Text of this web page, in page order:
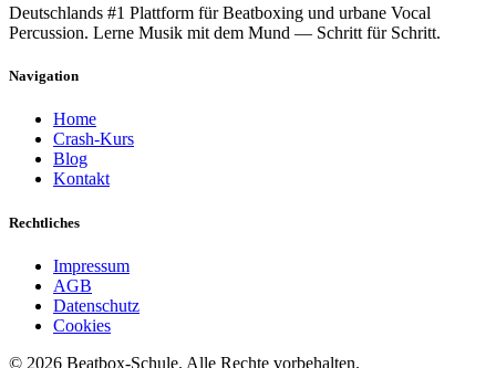
Deutschlands #1 Plattform für Beatboxing und urbane Vocal
Percussion. Lerne Musik mit dem Mund — Schritt für Schritt.
Navigation
Home
Crash-Kurs
Blog
Kontakt
Rechtliches
Impressum
AGB
Datenschutz
Cookies
© 2026 Beatbox-Schule. Alle Rechte vorbehalten.